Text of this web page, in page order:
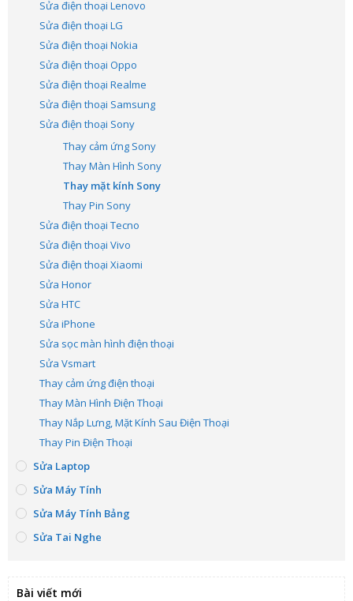
Sửa điện thoại Lenovo
Sửa điện thoại LG
Sửa điện thoại Nokia
Sửa điện thoại Oppo
Sửa điện thoại Realme
Sửa điện thoại Samsung
Sửa điện thoại Sony
Thay cảm ứng Sony
Thay Màn Hình Sony
Thay mặt kính Sony
Thay Pin Sony
Sửa điện thoại Tecno
Sửa điện thoại Vivo
Sửa điện thoại Xiaomi
Sửa Honor
Sửa HTC
Sửa iPhone
Sửa sọc màn hình điện thoại
Sửa Vsmart
Thay cảm ứng điện thoại
Thay Màn Hình Điện Thoại
Thay Nắp Lưng, Mặt Kính Sau Điện Thoại
Thay Pin Điện Thoại
Sửa Laptop
Sửa Máy Tính
Sửa Máy Tính Bảng
Sửa Tai Nghe
Bài viết mới